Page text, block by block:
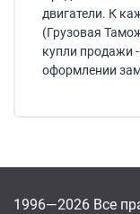
двигатели. К
(Грузовая
купли продажи
оформлении
1996—2026 Все